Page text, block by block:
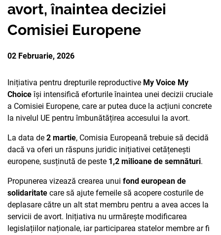
PARTENERII
DONATORII
RAPORT ANUAL
DREPTURI SEXUALE
NOUTĂȚI
avort, înaintea deciziei
Comisiei Europene
02 Februarie, 2026
Inițiativa pentru drepturile reproductive My Voice My
Choiceîși intensifică eforturile înaintea unei decizii cruciale
a Comisiei Europene, care ar putea duce la acțiuni concrete
la nivelul UE pentru îmbunătățirea accesului la avort.
La data de 2 martie, Comisia Europeană trebuie să decidă
dacă va oferi un răspuns juridic inițiativei cetățenești
europene, susținută de peste 1,2 milioane de semnături.
Propunerea vizează crearea unui fond european de
solidaritate care să ajute femeile să acopere costurile de
deplasare către un alt stat membru pentru a avea acces la
servicii de avort. Inițiativa nu urmărește modificarea
legislațiilor naționale, iar participarea statelor membre ar fi